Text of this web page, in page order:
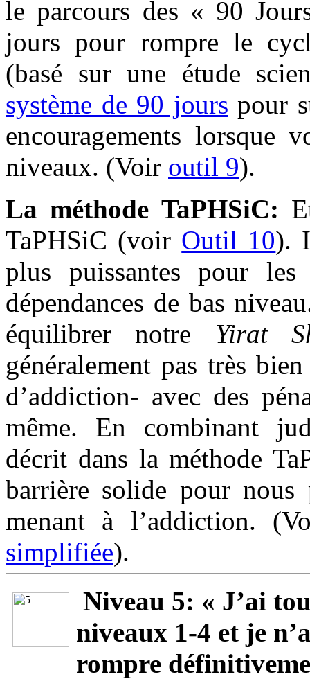
le parcours des « 90
jours pour rompre le
(basé sur une étude
système de 90 jours pour
encouragements lorsque
niveaux. (Voir outil 9).
La méthode TaPHSiC:
TaPHSiC (voir Outil 10).
plus puissantes pour
dépendances de bas
équilibrer notre Yirat
généralement pas très
d’addiction- avec des
même. En combinant
décrit dans la méthode
barrière solide pour nous
menant à l’addiction.
simplifiée).
Niveau 5: « J’ai
niveaux 1-4 et je
rompre